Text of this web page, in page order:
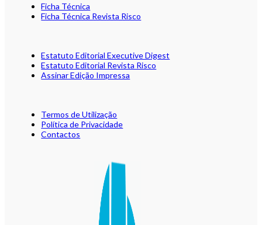
Ficha Técnica
Ficha Técnica Revista Risco
Estatuto Editorial Executive Digest
Estatuto Editorial Revista Risco
Assinar Edição Impressa
Termos de Utilização
Política de Privacidade
Contactos